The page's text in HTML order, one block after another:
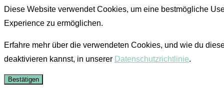
Diese Website verwendet Cookies, um eine bestmögliche
Experience zu ermöglichen.
Erfahre mehr über die verwendeten Cookies, und wie du
deaktivieren kannst, in unserer Datenschutzrichtlinie.
Bestätigen